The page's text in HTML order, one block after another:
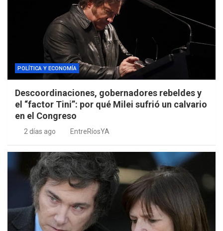
POLÍTICA Y ECONOMÍA
Descoordinaciones, gobernadores rebeldes y
el “factor Tini”: por qué Milei sufrió un calvario
en el Congreso
2 días ago EntreRíosYA